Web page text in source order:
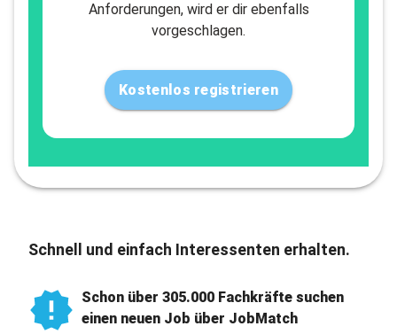
Anforderungen, wird er dir ebenfalls
vorgeschlagen.
Kostenlos registrieren
Schnell und einfach Interessenten erhalten.
Schon über 305.000 Fachkräfte suchen
einen neuen Job über JobMatch